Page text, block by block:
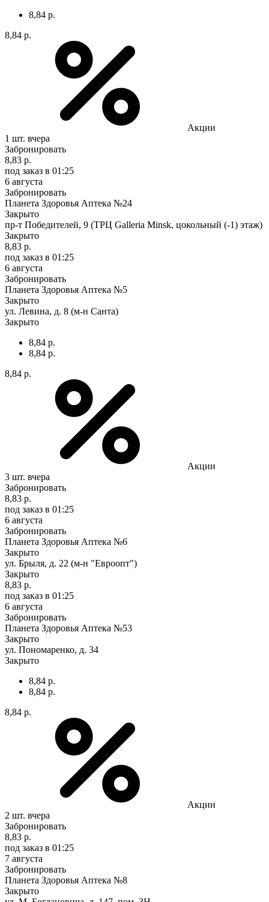
8,84 р.
8,84 р.
Акции
1 шт. вчера
Забронировать
8,83 р.
под заказ в 01:25
6 августа
Забронировать
Планета Здоровья Аптека №24
Закрыто
пр-т Победителей, 9 (ТРЦ Galleria Minsk, цокольный (-1) этаж)
Закрыто
8,83 р.
под заказ в 01:25
6 августа
Забронировать
Планета Здоровья Аптека №5
Закрыто
ул. Левина, д. 8 (м-н Санта)
Закрыто
8,84 р.
8,84 р.
8,84 р.
Акции
3 шт. вчера
Забронировать
8,83 р.
под заказ в 01:25
6 августа
Забронировать
Планета Здоровья Аптека №6
Закрыто
ул. Брыля, д. 22 (м-н "Евроопт")
Закрыто
8,83 р.
под заказ в 01:25
6 августа
Забронировать
Планета Здоровья Аптека №53
Закрыто
ул. Пономаренко, д. 34
Закрыто
8,84 р.
8,84 р.
8,84 р.
Акции
2 шт. вчера
Забронировать
8,83 р.
под заказ в 01:25
7 августа
Забронировать
Планета Здоровья Аптека №8
Закрыто